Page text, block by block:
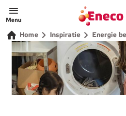
Menu
Home
Home Inspiratie Energie